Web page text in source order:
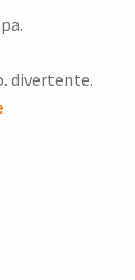
divertente.